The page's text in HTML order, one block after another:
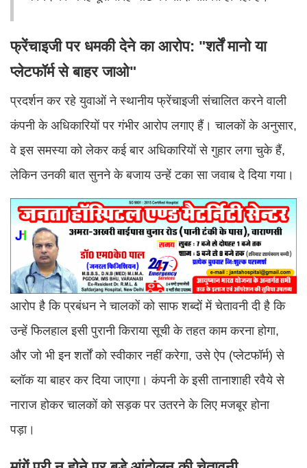
फ्रेंचाइजी पर धमकी देने का आरोप: "शर्तें मानो या
प्लेटफॉर्म से बाहर जाओ"
प्रदर्शन कर रहे युवाओं ने स्थानीय फ्रेंचाइजी संचालित करने वाली
कंपनी के अधिकारियों पर गंभीर आरोप लगाए हैं। चालकों के अनुसार,
वे इस समस्या को लेकर कई बार अधिकारियों से गुहार लगा चुके हैं,
लेकिन उनकी बात सुनने के बजाय उन्हें टका सा जवाब दे दिया गया।
आरोप है कि प्रबंधन ने चालकों को साफ शब्दों में चेतावनी दी है कि
उन्हें फिलहाल इसी पुरानी किराया सूची के तहत काम करना होगा,
और जो भी इन शर्तों को स्वीकार नहीं करेगा, उसे ऐप (प्लेटफॉर्म) से
ब्लॉक या बाहर कर दिया जाएगा। कंपनी के इसी तानाशाही रवैये से
नाराज होकर चालकों को सड़क पर उतरने के लिए मजबूर होना
पड़ा।